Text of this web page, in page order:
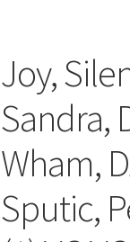
Joy,
Sandra,
Wham,
Sputic,